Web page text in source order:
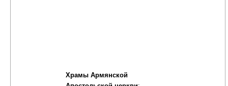
Храмы Армянской